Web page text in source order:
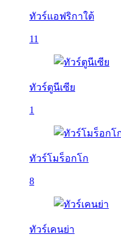
ทัวร์แอฟริกาใต้
11
ทัวร์ตูนีเซีย
1
ทัวร์โมร็อกโก
8
ทัวร์เคนย่า